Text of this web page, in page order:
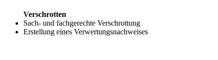
Verschrotten
Sach- und fachgerechte Verschrottung
Erstellung eines Verwertungsnachweises